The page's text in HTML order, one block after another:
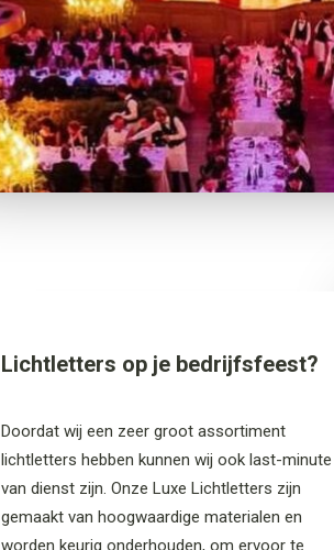
Lichtletters op je bedrijfsfeest?
Doordat wij een zeer groot assortiment
lichtletters hebben kunnen wij ook last-minute
van dienst zijn. Onze Luxe Lichtletters zijn
gemaakt van hoogwaardige materialen en
worden keurig onderhouden, om ervoor te